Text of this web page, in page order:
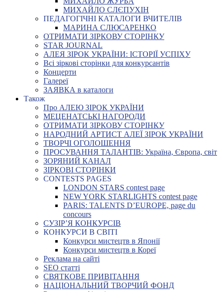
МИХАЙЛО СЛЄПУХІН
ПЕДАГОГІЧНІ КАТАЛОГИ ВЧИТЕЛІВ
МАРИНА СЛЮСАРЕНКО
ОТРИМАТИ ЗІРКОВУ СТОРІНКУ
STAR JOURNAL
АЛЕЯ ЗІРОК УКРАЇНИ: ІСТОРІЇ УСПІХУ
Всі зіркові сторінки для конкурсантів
Концерти
Галереї
ЗАЯВКА в каталоги
Також
Про АЛЕЮ ЗІРОК УКРАЇНИ
МЕЦЕНАТСЬКІ НАГОРОДИ
ОТРИМАТИ ЗІРКОВУ СТОРІНКУ
НАРОДНИЙ АРТИСТ АЛЕЇ ЗІРОК УКРАЇНИ
ТВОРЧІ ОГОЛОШЕННЯ
ПРОСУВАННЯ ТАЛАНТІВ: Україна, Європа, світ
ЗОРЯНИЙ КАНАЛ
ЗІРКОВІ СТОРІНКИ
CONTESTS PAGES
LONDON STARS contest page
NEW YORK STARLIGHTS contest page
PARIS: TALENTS D’EUROPE, page du
concours
СУЗІР’Я КОНКУРСІВ
КОНКУРСИ В СВІТІ
Конкурси мистецтв в Японії
Конкурси мистецтв в Кореї
Реклама на сайті
SEO статті
СВЯТКОВЕ ПРИВІТАННЯ
НАЦІОНАЛЬНИЙ ТВОРЧИЙ ФОНД